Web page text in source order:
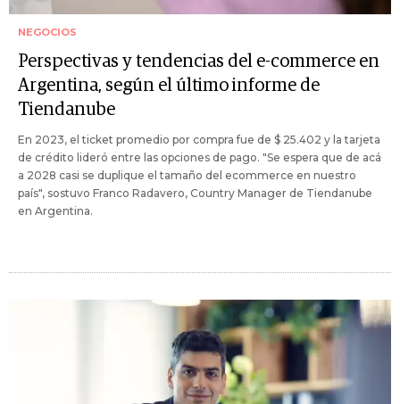
NEGOCIOS
Perspectivas y tendencias del e-commerce en
Argentina, según el último informe de
Tiendanube
En 2023, el ticket promedio por compra fue de $ 25.402 y la tarjeta
de crédito lideró entre las opciones de pago. "Se espera que de acá
a 2028 casi se duplique el tamaño del ecommerce en nuestro
país", sostuvo Franco Radavero, Country Manager de Tiendanube
en Argentina.